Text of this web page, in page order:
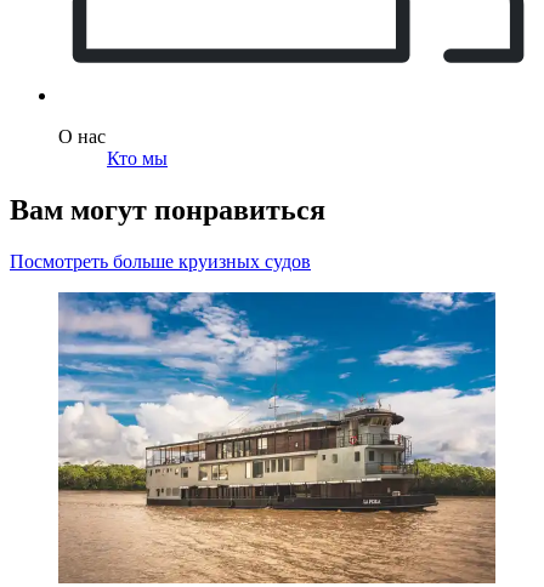
О нас
Кто мы
Вам могут понравиться
Посмотреть больше круизных судов